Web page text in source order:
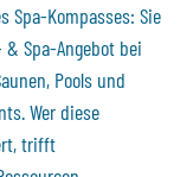
Spa-Kompasses: Sie
Spa-Angebot bei
Pools und
Wer diese
trifft